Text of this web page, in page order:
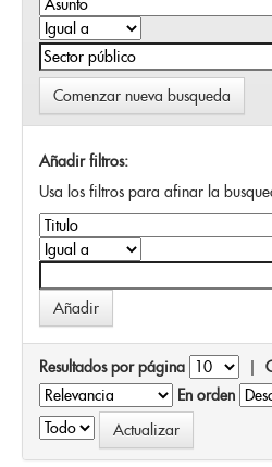
Comenzar nueva busqueda
Añadir filtros:
Usa los filtros para afinar la
Resultados por página |
En orden